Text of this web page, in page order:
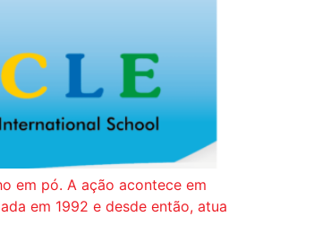
em pó. A ação acontece em
em 1992 e desde então, atua